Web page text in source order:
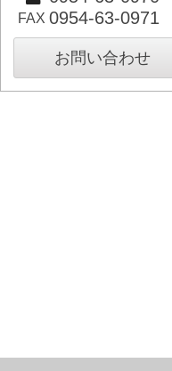
FAX 0954-63-0971
お問い合わせ